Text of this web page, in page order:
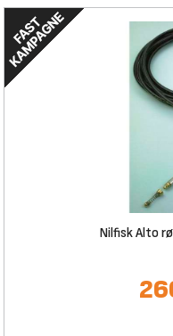
Nilfisk Alto